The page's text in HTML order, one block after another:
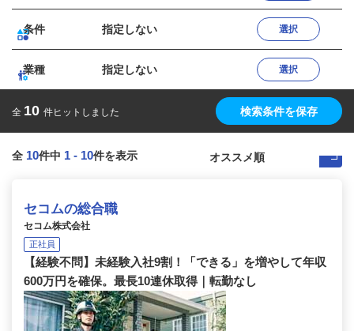
条件 指定しない 選択
業種 指定しない 選択
全 10 件ヒットしました 検索条件を保存
全 10件中 1 - 10件を表示
セコムの総合職
セコム株式会社
正社員
【経験不問】未経験入社9割！「できる」を増やして年収
600万円を確保。最長10連休取得｜転勤なし